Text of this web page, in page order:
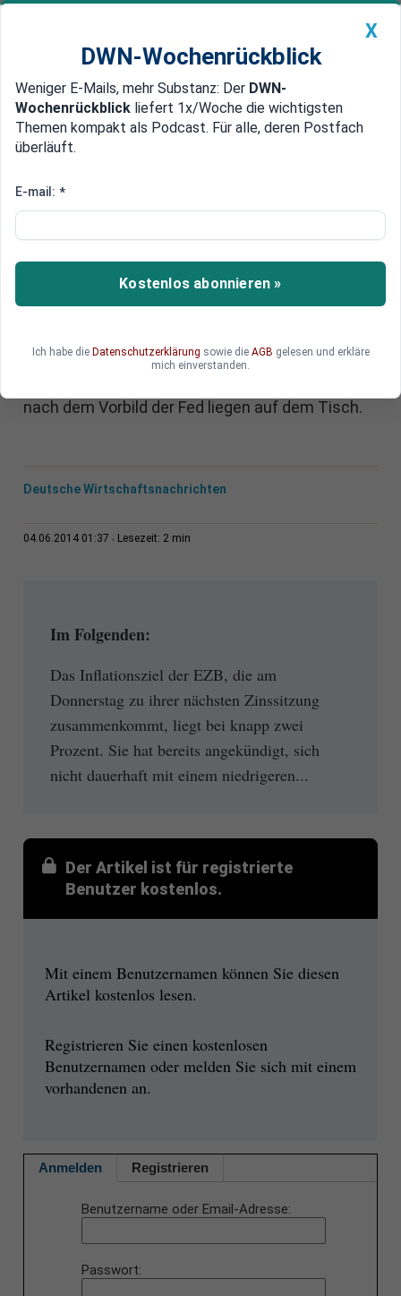
Newsticker MEIN DWN: Geldanlage Premium
Edelmetalle DWN-Magazin China
Preise steigen um 0,5 Prozent
Niedrige Inflation: Die Zahlen, die
die EZB zum Handeln zwingen
könnten
Die Inflation in der Eurozone ist im Mai auf 0,5
Donnerstag voraussichtlich erstmals einen
negativen Einlagezins einführen. Auch
nach dem Vorbild der Fed liegen auf dem Tisch.
Deutsche Wirtschaftsnachrichten
04.06.2014 01:37 Lesezeit: 2 min
Im Folgenden:
Das Inflationsziel der EZB, die am
Donnerstag zu ihrer nächsten Zinssitzung
zusammenkommt, liegt bei knapp zwei
Prozent. Sie hat bereits angekündigt, sich
nicht dauerhaft mit einem niedrigeren...
Der Artikel ist für registrierte
Benutzer kostenlos.
Mit einem Benutzernamen können Sie diesen
Artikel kostenlos lesen.
Registrieren Sie einen kostenlosen
Benutzernamen oder melden Sie sich mit einem
vorhandenen an.
Anmelden Registrieren
Benutzername oder Email-Adresse
Passwort
X
DWN-Wochenrückblick
Weniger E-Mails, mehr Substanz: Der DWN-
Wochenrückblick liefert 1x/Woche die wichtigsten
Themen kompakt als Podcast. Für alle, deren Postfach
überläuft.
E-mail: *
Kostenlos abonnieren »
Ich habe die Datenschutzerklärung sowie die AGB gelesen und erkläre
mich einverstanden.